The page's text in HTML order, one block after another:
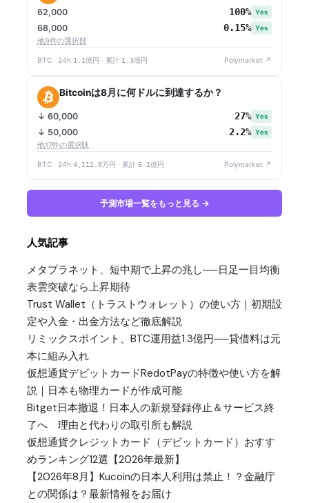
62,000 100% Yes
68,000 0.15% Yes
他9件の選択肢
BTC · 24h 1.1億円 · 累計 1.3億円 Polymarket ↗
Bitcoinは8月に何ドルに到達するか？
↓ 60,000 27% Yes
↓ 50,000 2.2% Yes
他17件の選択肢
BTC · 24h 4,112.0万円 · 累計 6.1億円 Polymarket ↗
予測市場一覧をもっと見る →
人気記事
メタプラネット、短中期で上昇の兆し──日足一目均衡
表雲突破なら上昇期待
Trust Wallet（トラストウォレット）の使い方｜初期設
定や入金・出金方法など徹底解説
リミックスポイント、BTC運用益1.3億円──貸借料は元
本に組み入れ
仮想通貨デビットカードRedotPayの特徴や使い方を解
説｜日本も物理カードが作成可能
Bitget日本撤退！日本人の新規登録停止＆サービス終
了へ 理由と代わりの取引所も解説
仮想通貨クレジットカード（デビットカード）おすす
めランキング12選【2026年最新】
【2026年8月】Kucoinの日本人利用は禁止！？金融庁
との関係は？最新情報をお届け